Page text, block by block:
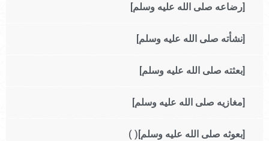
[رضاعه صلى الله عليه وسلم]
[نشأته صلى الله عليه وسلم]
[بعثته صلى الله عليه وسلم]
[مغازيه صلى الله عليه وسلم]
[بعوثه صلى الله عليه وسلم]( )